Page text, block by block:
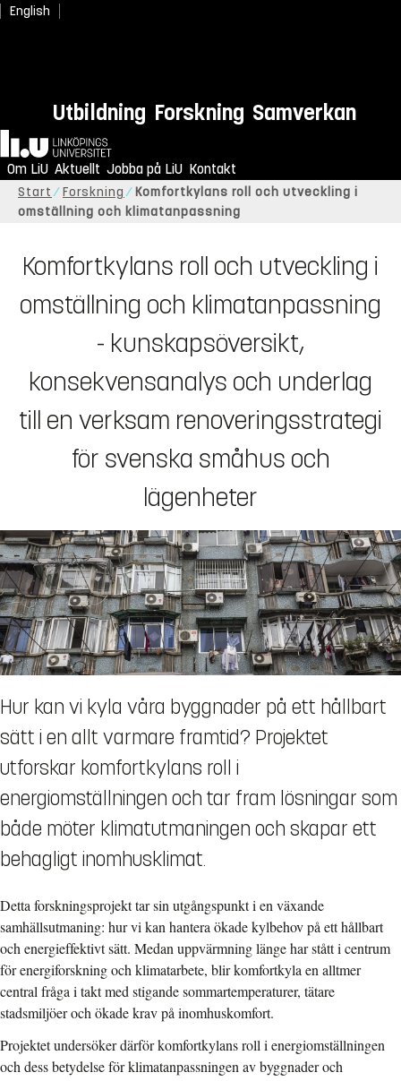
English
Utbildning Forskning Samverkan
Hem
Om LiU Aktuellt Jobba på LiU Kontakt
Start Forskning
Komfortkylans roll och utveckling i
omställning och klimatanpassning
Komfortkylans roll och utveckling i
omställning och klimatanpassning
- kunskapsöversikt,
konsekvensanalys och underlag
till en verksam renoveringsstrategi
för svenska småhus och
lägenheter
Hur kan vi kyla våra byggnader på ett hållbart
sätt i en allt varmare framtid? Projektet
utforskar komfortkylans roll i
energiomställningen och tar fram lösningar som
både möter klimatutmaningen och skapar ett
behagligt inomhusklimat.
Detta forskningsprojekt tar sin utgångspunkt i en växande
samhällsutmaning: hur vi kan hantera ökade kylbehov på ett hållbart
och energieffektivt sätt. Medan uppvärmning länge har stått i centrum
för energiforskning och klimatarbete, blir komfortkyla en alltmer
central fråga i takt med stigande sommartemperaturer, tätare
stadsmiljöer och ökade krav på inomhuskomfort.
Projektet undersöker därför komfortkylans roll i energiomställningen
och dess betydelse för klimatanpassningen av byggnader och